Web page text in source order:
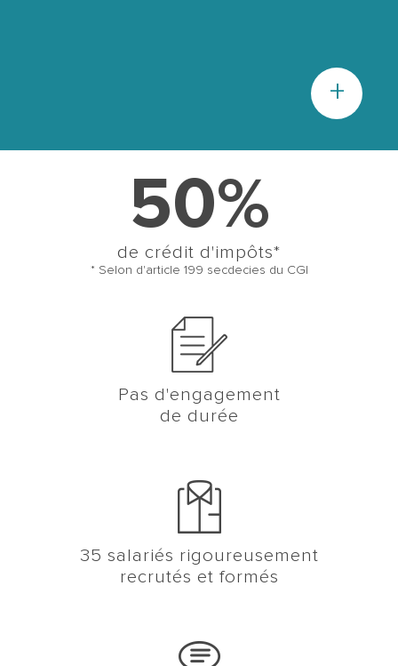
+
50%
de crédit d'impôts*
* Selon d'article 199 secdecies du CGI
Pas d'engagement
de durée
35 salariés rigoureusement
recrutés et formés